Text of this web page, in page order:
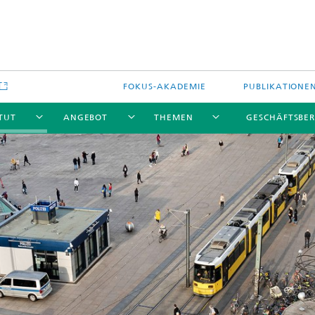
FOKUS-AKADEMIE PUBLIKATIONEN
ANGEBOT THEMEN